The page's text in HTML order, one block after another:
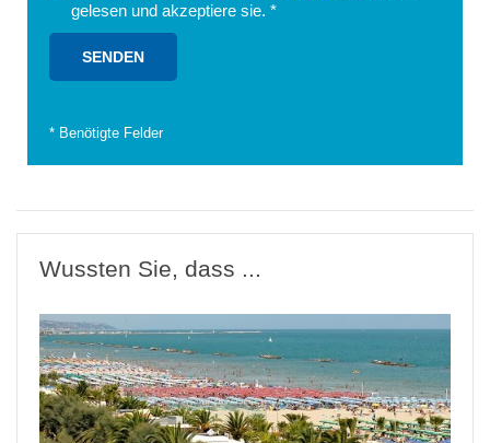
gelesen und akzeptiere sie. *
* Benötigte Felder
Wussten Sie, dass ...